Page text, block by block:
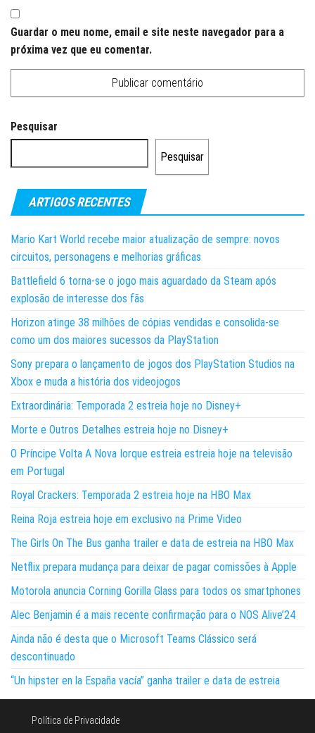
Guardar o meu nome, email e site neste navegador para a
próxima vez que eu comentar.
Pesquisar
Pesquisar
ARTIGOS RECENTES
Mario Kart World recebe maior atualização de sempre: novos
circuitos, personagens e melhorias gráficas
Battlefield 6 torna-se o jogo mais aguardado da Steam após
explosão de interesse dos fãs
Horizon atinge 38 milhões de cópias vendidas e consolida-se
como um dos maiores sucessos da PlayStation
Sony prepara o lançamento de jogos dos PlayStation Studios na
Xbox e muda a história dos videojogos
Extraordinária: Temporada 2 estreia hoje no Disney+
Morte e Outros Detalhes estreia hoje no Disney+
O Príncipe Volta A Nova Iorque estreia estreia hoje na televisão
em Portugal
Royal Crackers: Temporada 2 estreia hoje na HBO Max
Reina Roja estreia hoje em exclusivo na Prime Video
The Girls On The Bus ganha trailer e data de estreia na HBO Max
Netflix prepara mudança para deixar de pagar comissões à Apple
Motorola anuncia Corning Gorilla Glass para todos os smartphones
Alec Benjamin é a mais recente confirmação para o NOS Alive’24
Ainda não é desta que o Microsoft Teams Clássico será
descontinuado
“Un hipster en la España vacía” ganha trailer e data de estreia
Política de Privacidade